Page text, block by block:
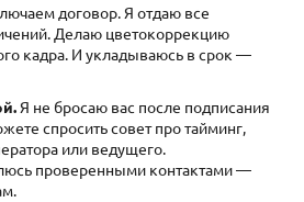
договор. Я отдаю все
Делаю цветокоррекцию
кадра. И укладываюсь в срок —
Я не бросаю вас после подписания
спросить совет про тайминг,
или ведущего.
проверенными контактами —